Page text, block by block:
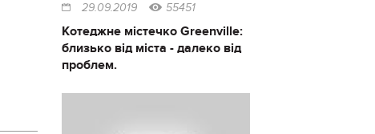
29.09.2019 55451
Котеджне містечко Greenville:
близько від міста - далеко від
проблем.